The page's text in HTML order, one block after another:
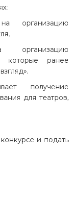
организацию
которые ранее
получение
для театров,
и подать